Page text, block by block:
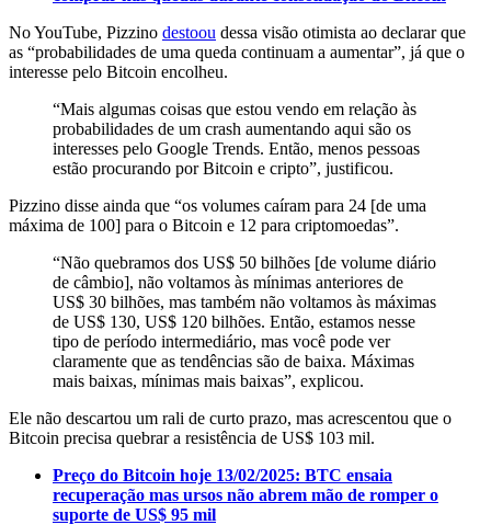
No YouTube, Pizzino destoou dessa visão otimista ao declarar que
as “probabilidades de uma queda continuam a aumentar”, já que o
interesse pelo Bitcoin encolheu.
“Mais algumas coisas que estou vendo em relação às
probabilidades de um crash aumentando aqui são os
interesses pelo Google Trends. Então, menos pessoas
estão procurando por Bitcoin e cripto”, justificou.
Pizzino disse ainda que “os volumes caíram para 24 [de uma
máxima de 100] para o Bitcoin e 12 para criptomoedas”.
“Não quebramos dos US$ 50 bilhões [de volume diário
de câmbio], não voltamos às mínimas anteriores de
US$ 30 bilhões, mas também não voltamos às máximas
de US$ 130, US$ 120 bilhões. Então, estamos nesse
tipo de período intermediário, mas você pode ver
claramente que as tendências são de baixa. Máximas
mais baixas, mínimas mais baixas”, explicou.
Ele não descartou um rali de curto prazo, mas acrescentou que o
Bitcoin precisa quebrar a resistência de US$ 103 mil.
Preço do Bitcoin hoje 13/02/2025: BTC ensaia
recuperação mas ursos não abrem mão de romper o
suporte de US$ 95 mil